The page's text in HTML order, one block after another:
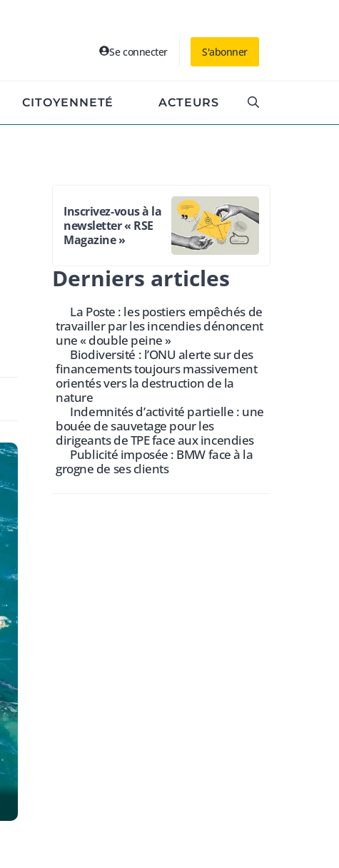
Se connecter S'abonner
CITOYENNETÉ ACTEURS
Inscrivez-vous à la
newsletter « RSE
Magazine »
Derniers articles
La Poste : les postiers empêchés de
travailler par les incendies dénoncent
une « double peine »
Biodiversité : l’ONU alerte sur des
financements toujours massivement
orientés vers la destruction de la
nature
Indemnités d’activité partielle : une
bouée de sauvetage pour les
dirigeants de TPE face aux incendies
Publicité imposée : BMW face à la
grogne de ses clients